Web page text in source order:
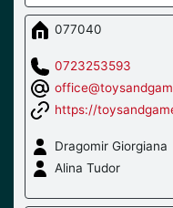
077040
0723253593
https://
Dragomir Giorgiana
Alina Tudor